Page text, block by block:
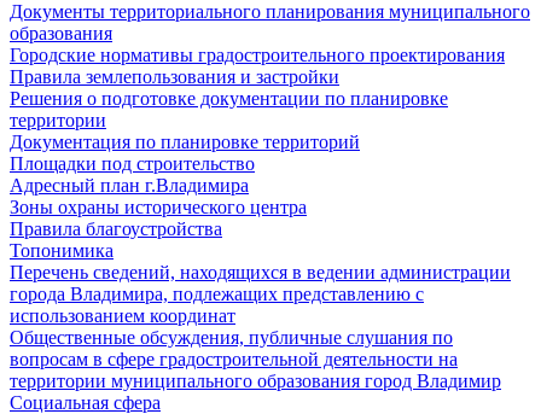
Документы территориального планирования муниципального
образования
Городские нормативы градостроительного проектирования
Правила землепользования и застройки
Решения о подготовке документации по планировке
территории
Документация по планировке территорий
Площадки под строительство
Адресный план г.Владимира
Зоны охраны исторического центра
Правила благоустройства
Топонимика
Перечень сведений, находящихся в ведении администрации
города Владимира, подлежащих представлению с
использованием координат
Общественные обсуждения, публичные слушания по
вопросам в сфере градостроительной деятельности на
территории муниципального образования город Владимир
Социальная сфера